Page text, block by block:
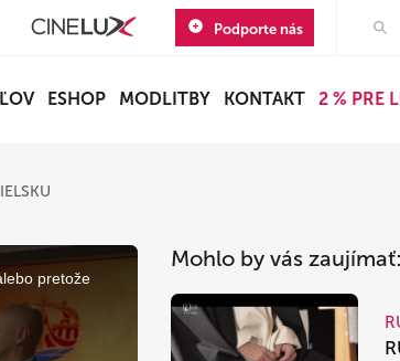
Podporte nás
ESHOP MODLITBY KONTAKT 2 % PRE
pretože
Mohlo by vás zaujímať: